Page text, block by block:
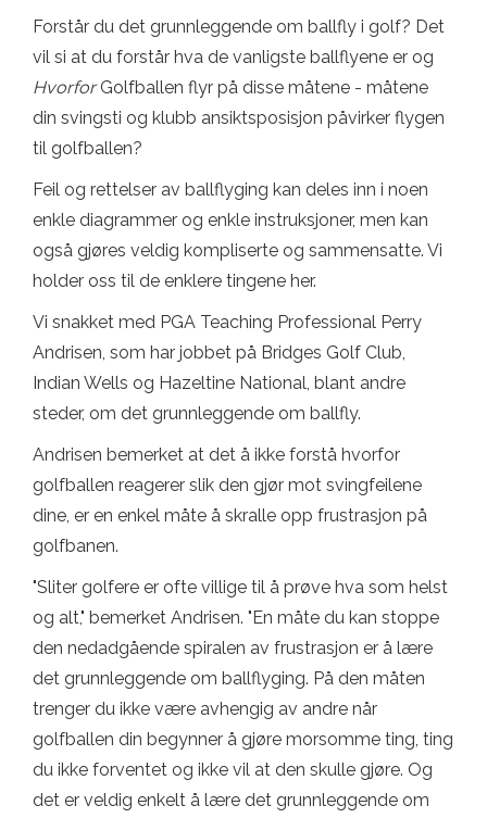
Forstår du det grunnleggende om ballfly i golf? Det
vil si at du forstår hva de vanligste ballflyene er og
HvorforGolfballen flyr på disse måtene - måtene
din svingsti og klubb ansiktsposisjon påvirker flygen
til golfballen?
Feil og rettelser av ballflyging kan deles inn i noen
enkle diagrammer og enkle instruksjoner, men kan
også gjøres veldig kompliserte og sammensatte. Vi
holder oss til de enklere tingene her.
Vi snakket med PGA Teaching Professional Perry
Andrisen, som har jobbet på Bridges Golf Club,
Indian Wells og Hazeltine National, blant andre
steder, om det grunnleggende om ballfly.
Andrisen bemerket at det å ikke forstå hvorfor
golfballen reagerer slik den gjør mot svingfeilene
dine, er en enkel måte å skralle opp frustrasjon på
golfbanen.
"Sliter golfere er ofte villige til å prøve hva som helst
og alt," bemerket Andrisen. "En måte du kan stoppe
den nedadgående spiralen av frustrasjon er å lære
det grunnleggende om ballflyging. På den måten
trenger du ikke være avhengig av andre når
golfballen din begynner å gjøre morsomme ting, ting
du ikke forventet og ikke vil at den skulle gjøre. Og
det er veldig enkelt å lære det grunnleggende om